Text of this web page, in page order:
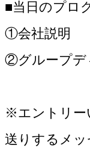
■当日のプロ
①会社説明
②グループデ
※エントリー
送りするメ